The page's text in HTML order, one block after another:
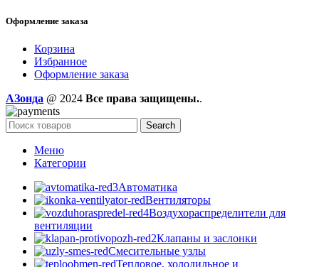
Оформление заказа
Корзина
Избранное
Оформление заказа
AЗонда @ 2024 Все права защищены..
Search
Меню
Категории
Автоматика
Вентиляторы
Воздухораспределители для
вентиляции
Клапаны и заслонки
Смесительные узлы
Тепловое, холодильное и